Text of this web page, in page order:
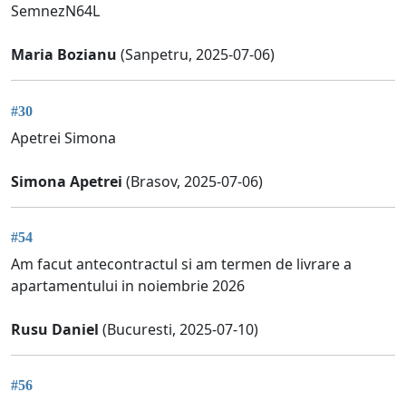
SemnezN64L
Maria Bozianu (Sanpetru, 2025-07-06)
#30
Apetrei Simona
Simona Apetrei (Brasov, 2025-07-06)
#54
Am facut antecontractul si am termen de livrare a
apartamentului in noiembrie 2026
Rusu Daniel (Bucuresti, 2025-07-10)
#56